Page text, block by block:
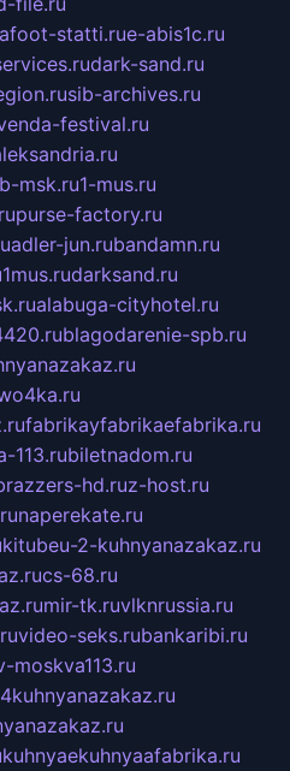
statti.rue-abis1c.ru
dark-sand.ru
sib-archives.ru
festival.ru
msk.ru1-mus.ru
purse-factory.ru
adler-jun.rubandamn.ru
1mus.rudarksand.ru
alabuga-cityhotel.ru
blagodarenie-spb.ru
fabrikayfabrikaefabrika.ru
113.rubiletnadom.ru
hd.ruz-host.ru
naperekate.ru
kitubeu-2-kuhnyanazakaz.ru
cs-68.ru
mir-tk.ruvlknrussia.ru
video-seks.rubankaribi.ru
kuhnyaekuhnyaafabrika.ru